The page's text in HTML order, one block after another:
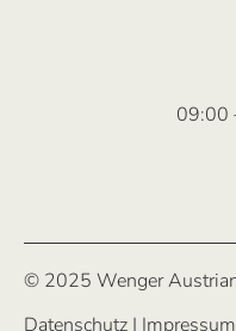
09:00
© 2025 Wenger
Datenschutz | Impressum